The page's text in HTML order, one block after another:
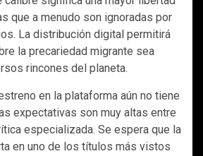
que a menudo son ignoradas por
La distribución digital permitirá
la precariedad migrante sea
rincones del planeta.
en la plataforma aún no tiene
expectativas son muy altas entre
especializada. Se espera que la
en uno de los títulos más vistos